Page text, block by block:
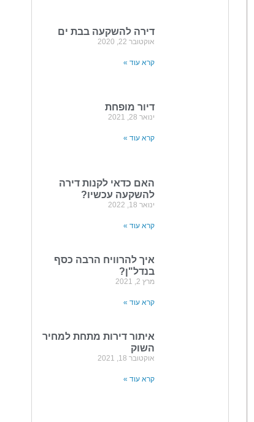
דירה להשקעה בבת ים
אוקטובר 22, 2020
קרא עוד »
דיור מופחת
ינואר 28, 2021
קרא עוד »
האם כדאי לקנות דירה
להשקעה עכשיו?
ינואר 18, 2022
קרא עוד »
איך להרוויח הרבה כסף
בנדל"ן?
מרץ 2, 2021
קרא עוד »
איתור דירות מתחת למחיר
השוק
אוקטובר 18, 2021
קרא עוד »